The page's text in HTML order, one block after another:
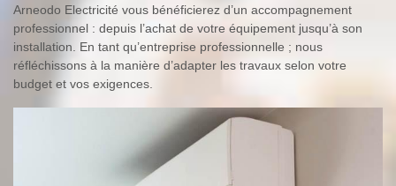
Arneodo Electricité vous bénéficierez d’un accompagnement
professionnel : depuis l’achat de votre équipement jusqu’à son
installation. En tant qu’entreprise professionnelle ; nous
réfléchissons à la manière d’adapter les travaux selon votre
budget et vos exigences.